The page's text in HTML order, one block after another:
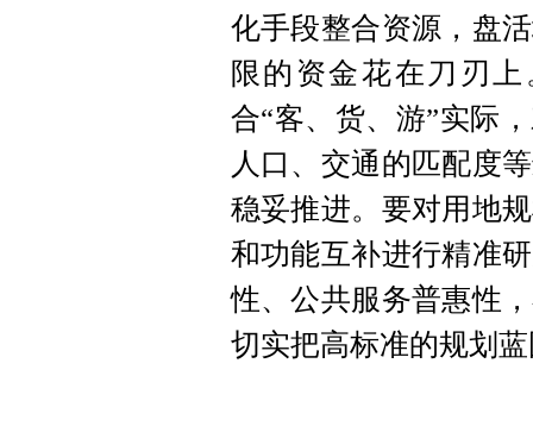
化手段整合资源，盘
限的资金花在刀刃
合“客、货、游”实际
人口、交通的匹配度
稳妥推进。要对用地
和功能互补进行精准
性、公共服务普惠性
切实把高标准的规划